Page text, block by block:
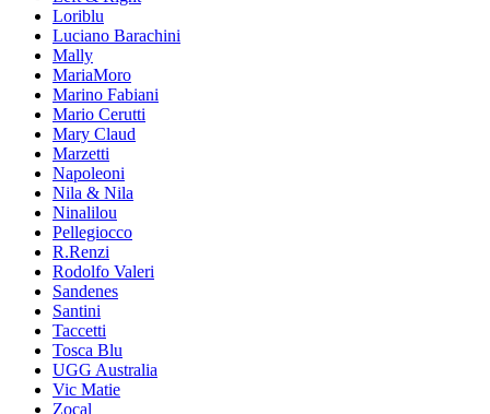
Loriblu
Luciano Barachini
Mally
MariaMoro
Marino Fabiani
Mario Cerutti
Mary Claud
Marzetti
Napoleoni
Nila & Nila
Ninalilou
Pellegiocco
R.Renzi
Rodolfo Valeri
Sandenes
Santini
Taccetti
Tosca Blu
UGG Australia
Vic Matie
Zocal